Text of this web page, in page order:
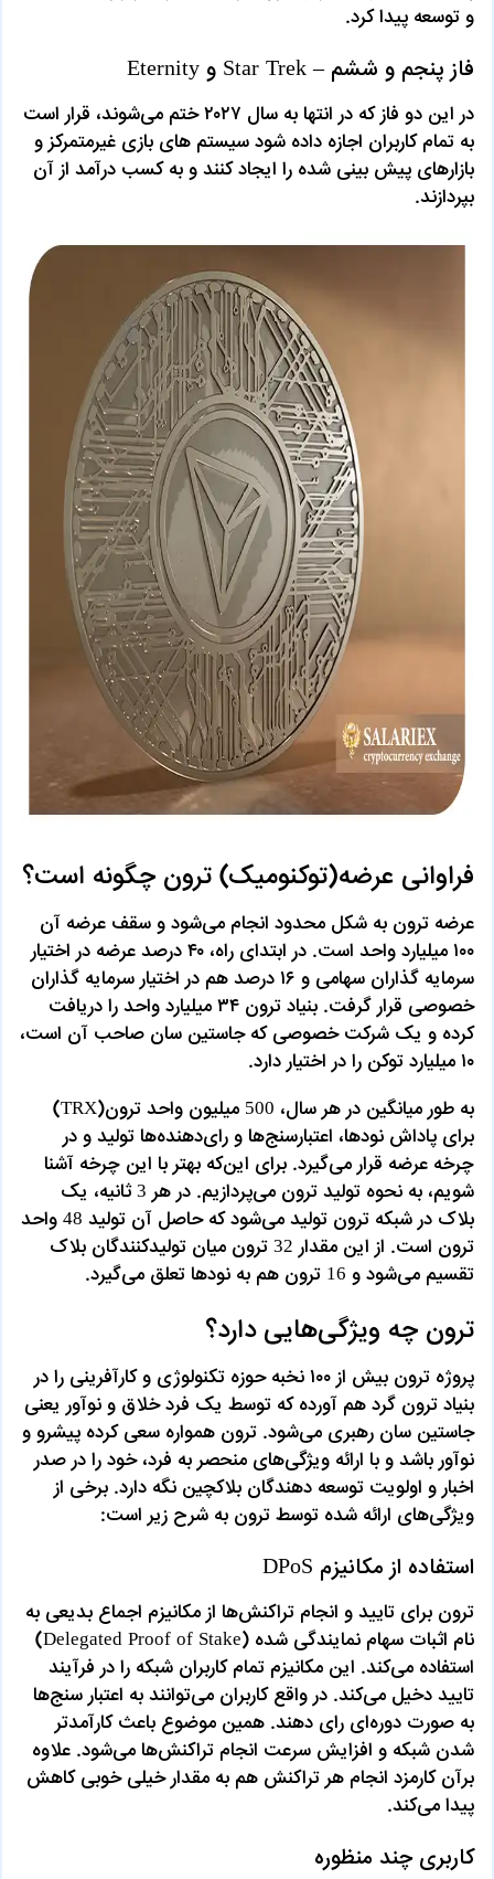
و توسعه پیدا کرد.
فاز پنجم و ششم – Star Trek و Eternity
در این دو فاز که در انتها به سال ۲۰۲۷ ختم می‌شوند، قرار است
به تمام کاربران اجازه داده شود سیستم های بازی غیرمتمرکز و
بازارهای پیش بینی شده را ایجاد کنند و به کسب درآمد از آن
بپردازند.
فراوانی عرضه(توکنومیک) ترون چگونه است؟
عرضه ترون به شکل محدود انجام می‌شود و سقف عرضه آن
۱۰۰ میلیارد واحد است. در ابتدای راه، ۴۰ درصد عرضه در اختیار
سرمایه گذاران سهامی و ۱۶ درصد هم در اختیار سرمایه گذاران
خصوصی قرار گرفت. بنیاد ترون ۳۴ میلیارد واحد را دریافت
کرده و یک شرکت خصوصی که جاستین سان صاحب آن است،
۱۰ میلیارد توکن را در اختیار دارد.
به طور میانگین در هر سال، 500 میلیون واحد ترون(TRX)
برای پاداش نودها، اعتبارسنج‌ها و رای‌دهنده‌ها تولید و در
چرخه عرضه قرار می‌گیرد. برای این‌که بهتر با این چرخه آشنا
شویم، به نحوه تولید ترون می‌پردازیم. در هر 3 ثانیه، یک
بلاک در شبکه ترون تولید می‌شود که حاصل آن تولید 48 واحد
ترون است. از این مقدار 32 ترون میان تولیدکنندگان بلاک
تقسیم می‌شود و 16 ترون هم به نودها تعلق می‌گیرد.
ترون چه ویژگی‌هایی دارد؟
پروژه ترون بیش از ۱۰۰ نخبه حوزه تکنولوژی و کارآفرینی را در
بنیاد ترون گرد هم آورده که توسط یک فرد خلاق و نوآور یعنی
جاستین سان رهبری می‌شود. ترون همواره سعی کرده پیشرو و
نوآور باشد و با ارائه ویژگی‌های منحصر به فرد، خود را در صدر
اخبار و اولویت توسعه دهندگان بلاکچین نگه دارد. برخی از
ویژگی‌های ارائه شده توسط ترون به شرح زیر است:
استفاده از مکانیزم DPoS
ترون برای تایید و انجام تراکنش‌ها از مکانیزم اجماع بدیعی به
نام اثبات سهام نمایندگی شده (Delegated Proof of Stake)
استفاده می‌کند. این مکانیزم تمام کاربران شبکه را در فرآیند
تایید دخیل می‌کند. در واقع کاربران می‌توانند به اعتبار سنج‌ها
به صورت دوره‌ای رای دهند. همین موضوع باعث کارآمدتر
شدن شبکه و افزایش سرعت انجام تراکنش‌ها می‌شود. علاوه
برآن کارمزد انجام هر تراکنش هم به مقدار خیلی خوبی کاهش
پیدا می‌کند.
کاربری چند منظوره